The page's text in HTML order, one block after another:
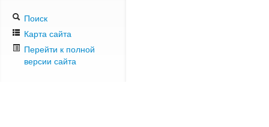
Поиск
Карта сайта
Перейти к полной
версии сайта